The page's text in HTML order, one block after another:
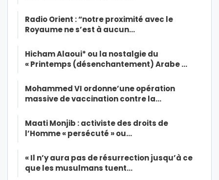
Radio Orient : “notre proximité avec le
Royaume ne s’est à aucun…
Hicham Alaoui* ou la nostalgie du
« Printemps (désenchantement) Arabe …
Mohammed VI ordonne’une opération
massive de vaccination contre la…
Maati Monjib : activiste des droits de
l’Homme « persécuté » ou…
« Il n’y aura pas de résurrection jusqu’à ce
que les musulmans tuent…